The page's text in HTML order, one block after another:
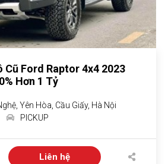
Cũ Ford Raptor 4x4 2023
Hơn 1 Tỷ
Yên Hòa, Cầu Giấy, Hà Nội
PICKUP
Liên hệ